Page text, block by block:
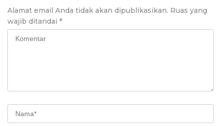
Alamat email Anda tidak akan dipublikasikan. Ruas yang
wajib ditandai *